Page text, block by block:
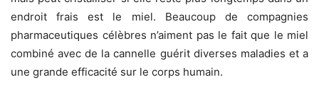
endroit frais est le miel. Beaucoup de compagnies
pharmaceutiques célèbres n’aiment pas le fait que le miel
combiné avec de la cannelle guérit diverses maladies et a
une grande efficacité sur le corps humain.